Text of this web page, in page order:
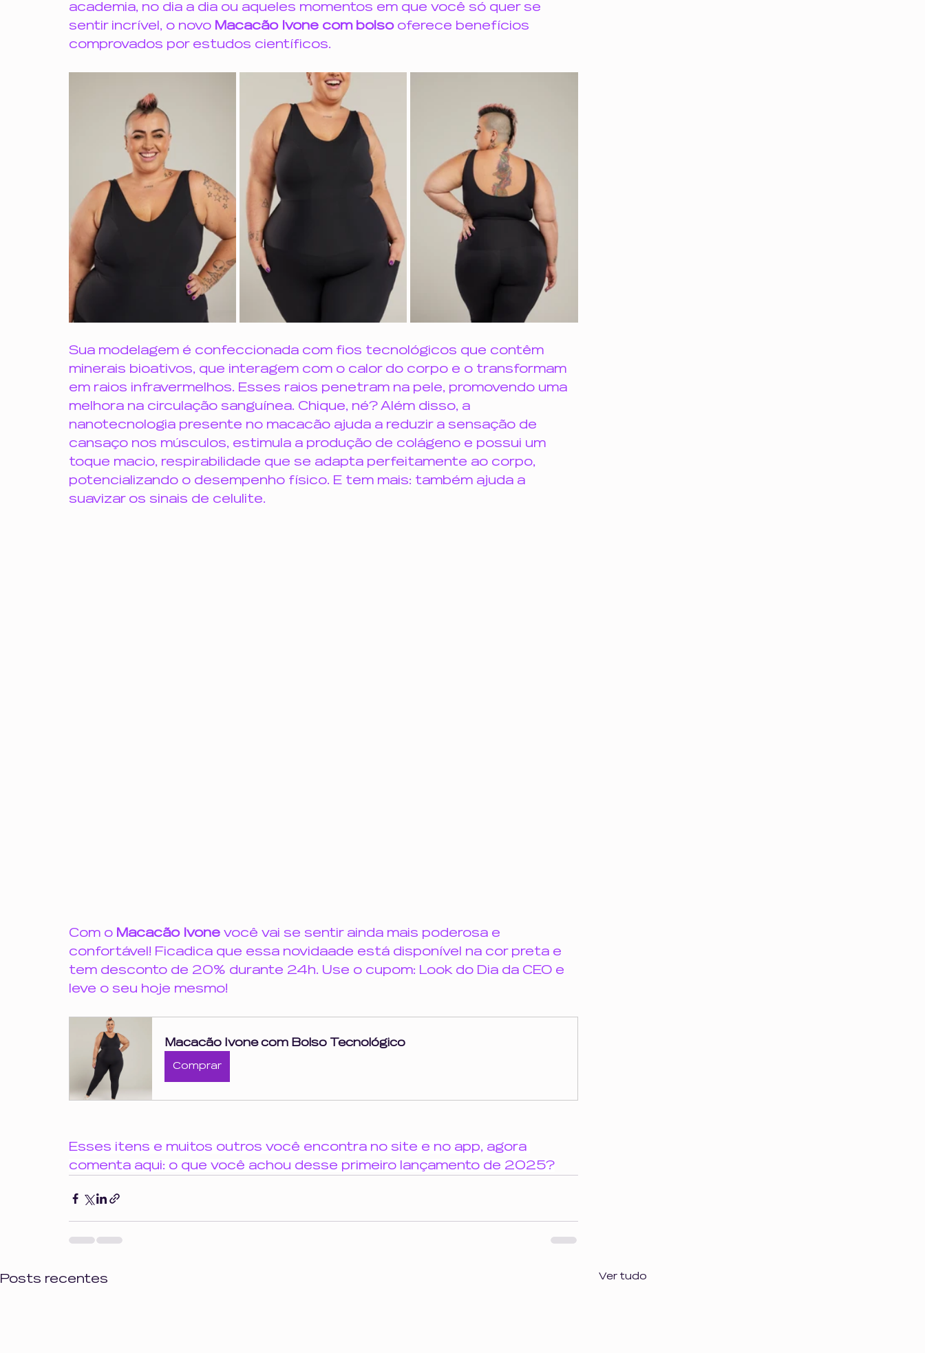
academia, no dia a dia ou aqueles momentos em que você só quer se
sentir incrível, o novo Macacão Ivone com bolso oferece benefícios
comprovados por estudos científicos.
Sua modelagem é confeccionada com fios tecnológicos que contêm
minerais bioativos, que interagem com o calor do corpo e o transformam
em raios infravermelhos. Esses raios penetram na pele, promovendo uma
melhora na circulação sanguínea. Chique, né? Além disso, a
nanotecnologia presente no macacão ajuda a reduzir a sensação de
cansaço nos músculos, estimula a produção de colágeno e possui um
toque macio, respirabilidade que se adapta perfeitamente ao corpo,
potencializando o desempenho físico. E tem mais: também ajuda a
suavizar os sinais de celulite.
Com o Macacão Ivone você vai se sentir ainda mais poderosa e
confortável! Ficadica que essa novidaade está disponível na cor preta e
tem desconto de 20% durante 24h. Use o cupom: Look do Dia da CEO e
leve o seu hoje mesmo!
Macacão Ivone com Bolso Tecnológico
Comprar
Esses itens e muitos outros você encontra no site e no app, agora
comenta aqui: o que você achou desse primeiro lançamento de 2025?
Posts recentes Ver tudo